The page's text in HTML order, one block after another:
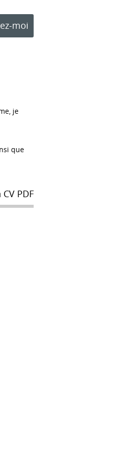
moi
je
que
PDF